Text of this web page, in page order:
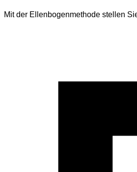
Mit der Ellenbogenmethode stellen